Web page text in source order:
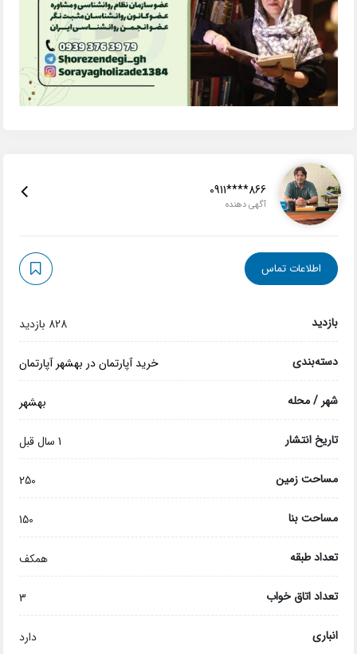
0911****866
آگهی دهنده
اطلاعات تماس
بازدید 828 بازدید
دسته‌بندی خرید آپارتمان در بهشهر آپارتمان
شهر / محله بهشهر
تاریخ انتشار 1 سال قبل
مساحت زمین 250
مساحت بنا 150
تعداد طبقه همکف
تعداد اتاق خواب 3
انباری دارد